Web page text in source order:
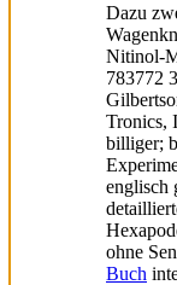
Dazu
Nitinol-
783772
Tronics,
billiger;
englisch
ohne
Buch